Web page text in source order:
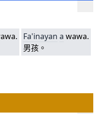
Fa'inayan a wawa.
男孩。